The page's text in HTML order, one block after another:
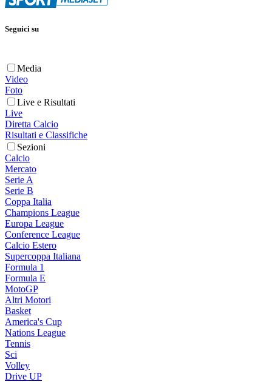
Seguici su
Media
Video
Foto
Live e Risultati
Live
Diretta Calcio
Risultati e Classifiche
Sezioni
Calcio
Mercato
Serie A
Serie B
Coppa Italia
Champions League
Europa League
Conference League
Calcio Estero
Supercoppa Italiana
Formula 1
Formula E
MotoGP
Altri Motori
Basket
America's Cup
Nations League
Tennis
Sci
Volley
Drive UP